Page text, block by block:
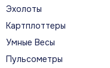
УЗНАЙТЕ
vívoactive 5
здоровья и фитнеса
активность для
Эхолоты
Картплоттеры
Умные Весы
Пульсометры